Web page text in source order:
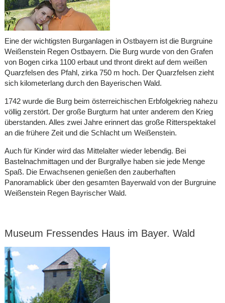
Eine der wichtigsten Burganlagen in Ostbayern ist die Burgruine
Weißenstein Regen Ostbayern. Die Burg wurde von den Grafen
von Bogen cirka 1100 erbaut und thront direkt auf dem weißen
Quarzfelsen des Pfahl, zirka 750 m hoch. Der Quarzfelsen zieht
sich kilometerlang durch den Bayerischen Wald.
1742 wurde die Burg beim österreichischen Erbfolgekrieg nahezu
völlig zerstört. Der große Burgturm hat unter anderem den Krieg
überstanden. Alles zwei Jahre erinnert das große Ritterspektakel
an die frühere Zeit und die Schlacht um Weißenstein.
Auch für Kinder wird das Mittelalter wieder lebendig. Bei
Bastelnachmittagen und der Burgrallye haben sie jede Menge
Spaß. Die Erwachsenen genießen den zauberhaften
Panoramablick über den gesamten Bayerwald von der Burgruine
Weißenstein Regen Bayrischer Wald.
Museum Fressendes Haus im Bayer. Wald